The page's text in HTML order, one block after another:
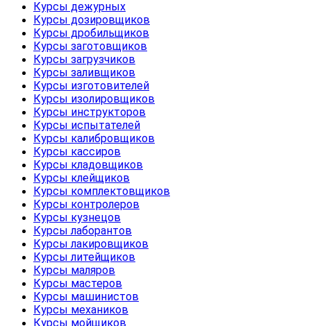
Курсы дежурных
Курсы дозировщиков
Курсы дробильщиков
Курсы заготовщиков
Курсы загрузчиков
Курсы заливщиков
Курсы изготовителей
Курсы изолировщиков
Курсы инструкторов
Курсы испытателей
Курсы калибровщиков
Курсы кассиров
Курсы кладовщиков
Курсы клейщиков
Курсы комплектовщиков
Курсы контролеров
Курсы кузнецов
Курсы лаборантов
Курсы лакировщиков
Курсы литейщиков
Курсы маляров
Курсы мастеров
Курсы машинистов
Курсы механиков
Курсы мойщиков